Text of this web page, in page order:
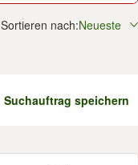
Sortieren nach:Neueste
Suchauftrag speichern